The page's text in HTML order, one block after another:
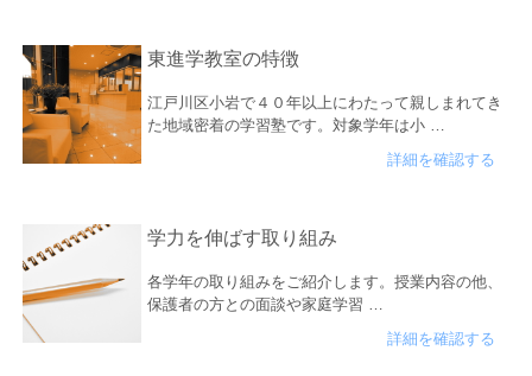
東進学教室の特徴
江戸川区小岩で４０年以上にわたって親しまれてき
た地域密着の学習塾です。対象学年は小 …
詳細を確認する
学力を伸ばす取り組み
各学年の取り組みをご紹介します。授業内容の他、
保護者の方との面談や家庭学習 …
詳細を確認する